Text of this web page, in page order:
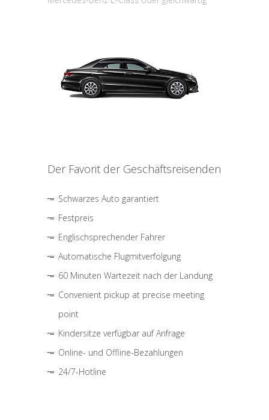
Der Favorit der Geschäftsreisenden
Schwarzes Auto garantiert
Festpreis
Englischsprechender Fahrer
Automatische Flugmitverfolgung
60 Minuten Wartezeit nach der Landung
Convenient pickup at precise meeting
point
Kindersitze verfügbar auf Anfrage
Online- und Offline-Bezahlungen
24/7-Hotline